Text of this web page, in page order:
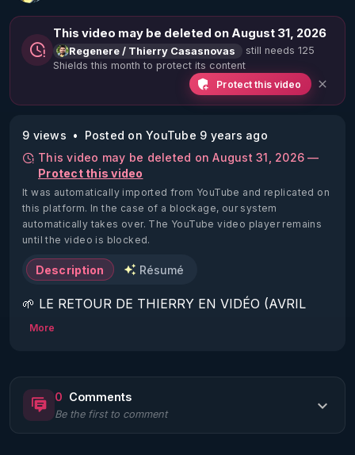
This video may be deleted on August 31, 2026
Regenere / Thierry Casasnovas
still needs 125
Shields this month to protect its content
Protect this video
9 views
Posted on YouTube 9 years ago
This video may be deleted on August 31, 2026 —
Protect this video
It was automatically imported from YouTube and replicated on
this platform. In the case of a blockage, our system
automatically takes over. The YouTube video player remains
until the video is blocked.
Description Résumé
🌱 LE RETOUR DE THIERRY EN VIDÉO (AVRIL
2022)!
https://www.rgnr.fr/presentation.html
🌱 LE MAGAZINE RÉGÉNÈRE
More
0 Comments
Be the first to comment